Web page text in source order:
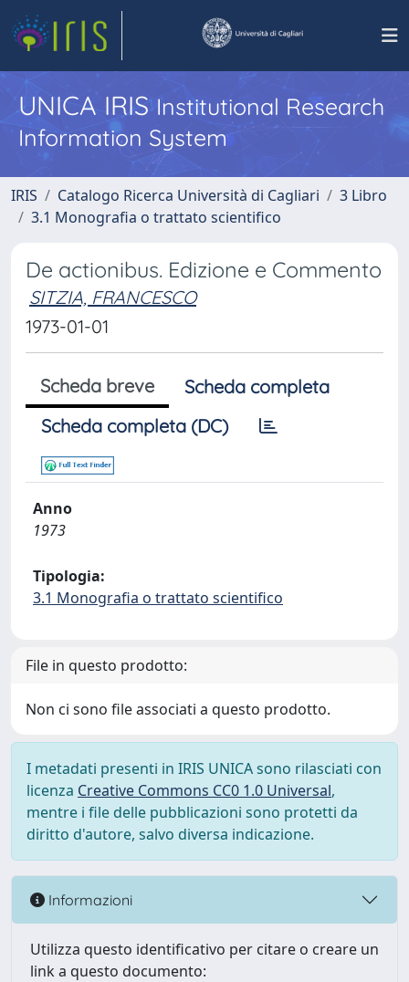
UNICA IRISInstitutional Research
Information System
IRIS Catalogo Ricerca Università di Cagliari
3 Libro
3.1 Monografia o trattato scientifico
De actionibus. Edizione e Commento
SITZIA, FRANCESCO
1973-01-01
Scheda breve
Scheda completa
Scheda completa (DC)
Anno
1973
Tipologia:
3.1 Monografia o trattato scientifico
File in questo prodotto:
Non ci sono file associati a questo prodotto.
I metadati presenti in IRIS UNICA sono rilasciati con
licenza Creative Commons CC0 1.0 Universal,
mentre i file delle pubblicazioni sono protetti da
diritto d'autore, salvo diversa indicazione.
Informazioni
Utilizza questo identificativo per citare o creare un
link a questo documento: